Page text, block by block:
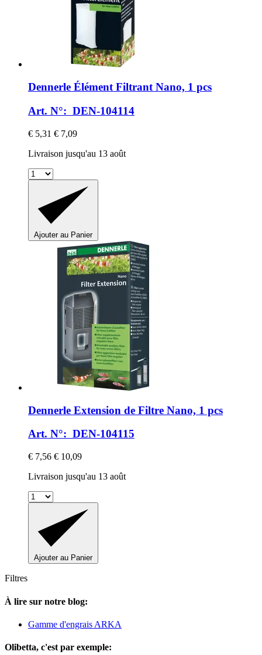
Dennerle Élément Filtrant Nano, 1 pcs
Art. N°: DEN-104114
€ 5,31 € 7,09
Livraison jusqu'au 13 août
Ajouter au Panier
Dennerle Extension de Filtre Nano, 1 pcs
Art. N°: DEN-104115
€ 7,56 € 10,09
Livraison jusqu'au 13 août
Ajouter au Panier
Filtres
À lire sur notre blog:
Gamme d'engrais ARKA
Olibetta, c'est par exemple: